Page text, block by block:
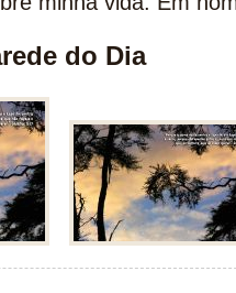
do Dia